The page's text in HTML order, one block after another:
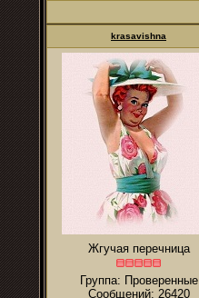
krasavishna
Жгучая перечница
Группа: Проверенные
Сообщений: 26420